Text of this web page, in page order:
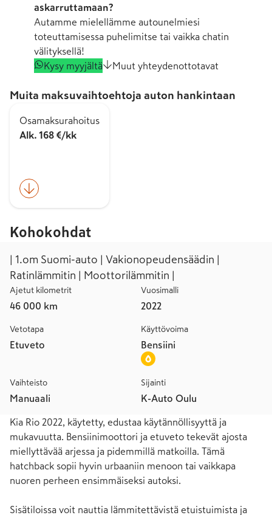
askarruttamaan?
Autamme mielellämme autounelmiesi
toteuttamisessa puhelimitse tai vaikka chatin
välityksellä!
Kysy myyjältä
Muut yhteydenottotavat
Muita maksuvaihtoehtoja auton hankintaan
Osamaksurahoitus
Alk. 168 €/kk
Kohokohdat
| 1.om Suomi-auto | Vakionopeudensäädin |
Ratinlämmitin | Moottorilämmitin |
Ajetut kilometrit
46 000 km
Vuosimalli
2022
Vetotapa
Etuveto
Käyttövoima
Bensiini
Vaihteisto
Manuaali
Sijainti
K-Auto Oulu
Kia Rio 2022, käytetty, edustaa käytännöllisyyttä ja
mukavuutta. Bensiinimoottori ja etuveto tekevät ajosta
miellyttävää arjessa ja pidemmillä matkoilla. Tämä
hatchback sopii hyvin urbaaniin menoon tai vaikkapa
nuoren perheen ensimmäiseksi autoksi.
Sisätiloissa voit nauttia lämmitettävistä etuistuimista ja